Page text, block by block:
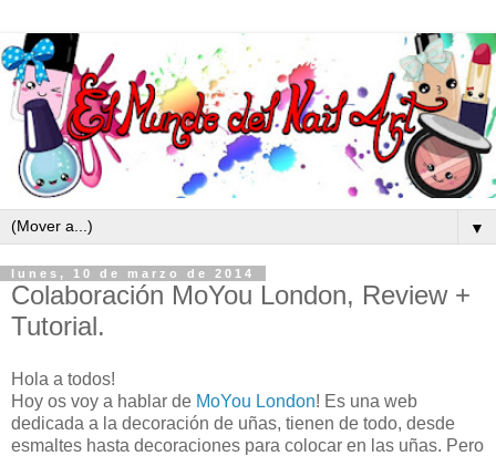
▼
lunes, 10 de marzo de 2014
Colaboración MoYou London, Review +
Tutorial.
Hola a todos!
Hoy os voy a hablar de MoYou London! Es una web
dedicada a la decoración de uñas, tienen de todo, desde
esmaltes hasta decoraciones para colocar en las uñas. Pero